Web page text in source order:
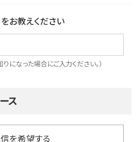
お教えください
になった場合にご入力ください。）
ス
を希望する